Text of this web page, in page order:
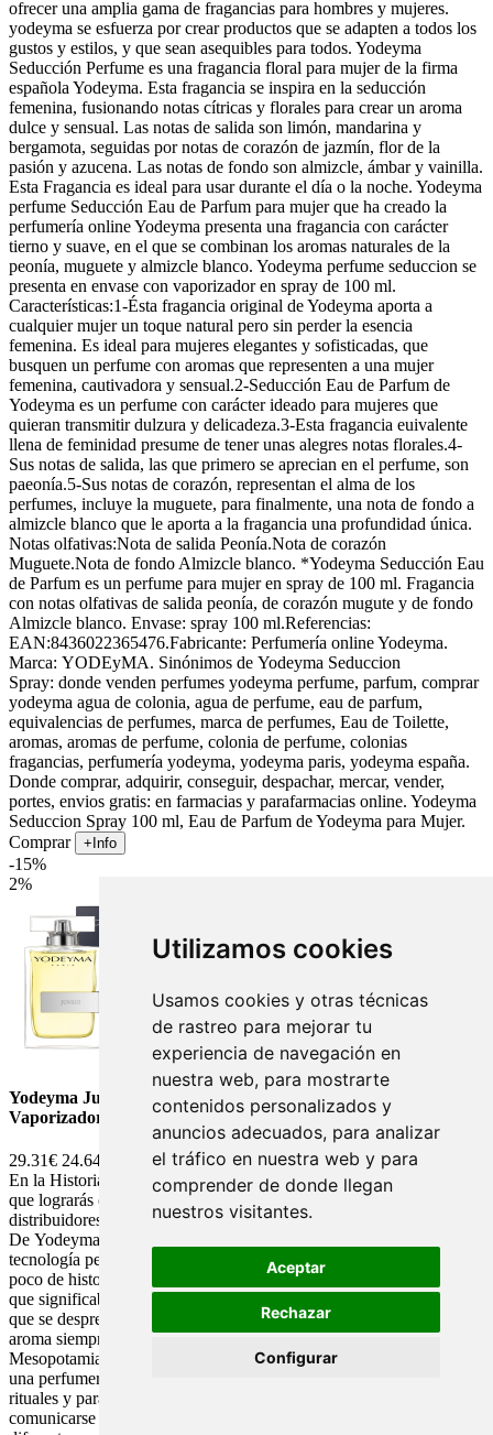
Utilizamos cookies
Usamos cookies y otras técnicas
de rastreo para mejorar tu
experiencia de navegación en
nuestra web, para mostrarte
contenidos personalizados y
anuncios adecuados, para analizar
el tráfico en nuestra web y para
comprender de donde llegan
nuestros visitantes.
Aceptar
Rechazar
Configurar
ofrecer una amplia gama de fragancias para hombres y mujeres.
yodeyma se esfuerza por crear productos que se adapten a todos los
gustos y estilos, y que sean asequibles para todos. Yodeyma
Seducción Perfume es una fragancia floral para mujer de la firma
española Yodeyma. Esta fragancia se inspira en la seducción
femenina, fusionando notas cítricas y florales para crear un aroma
dulce y sensual. Las notas de salida son limón, mandarina y
bergamota, seguidas por notas de corazón de jazmín, flor de la
pasión y azucena. Las notas de fondo son almizcle, ámbar y vainilla.
Esta Fragancia es ideal para usar durante el día o la noche. Yodeyma
perfume Seducción Eau de Parfum para mujer que ha creado la
perfumería online Yodeyma presenta una fragancia con carácter
tierno y suave, en el que se combinan los aromas naturales de la
peonía, muguete y almizcle blanco. Yodeyma perfume seduccion se
presenta en envase con vaporizador en spray de 100 ml.
Características:1-Ésta fragancia original de Yodeyma aporta a
cualquier mujer un toque natural pero sin perder la esencia
femenina. Es ideal para mujeres elegantes y sofisticadas, que
busquen un perfume con aromas que representen a una mujer
femenina, cautivadora y sensual.2-Seducción Eau de Parfum de
Yodeyma es un perfume con carácter ideado para mujeres que
quieran transmitir dulzura y delicadeza.3-Esta fragancia euivalente
llena de feminidad presume de tener unas alegres notas florales.4-
Sus notas de salida, las que primero se aprecian en el perfume, son
paeonía.5-Sus notas de corazón, representan el alma de los
perfumes, incluye la muguete, para finalmente, una nota de fondo a
almizcle blanco que le aporta a la fragancia una profundidad única.
Notas olfativas:Nota de salida Peonía.Nota de corazón
Muguete.Nota de fondo Almizcle blanco. *Yodeyma Seducción Eau
de Parfum es un perfume para mujer en spray de 100 ml. Fragancia
con notas olfativas de salida peonía, de corazón mugute y de fondo
Almizcle blanco. Envase: spray 100 ml.Referencias:
EAN:8436022365476.Fabricante: Perfumería online Yodeyma.
Marca: YODEyMA. Sinónimos de Yodeyma Seduccion
Spray: donde venden perfumes yodeyma perfume, parfum, comprar
yodeyma agua de colonia, agua de perfume, eau de parfum,
equivalencias de perfumes, marca de perfumes, Eau de Toilette,
aromas, aromas de perfume, colonia de perfume, colonias
fragancias, perfumería yodeyma, yodeyma paris, yodeyma españa.
Donde comprar, adquirir, conseguir, despachar, mercar, vender,
portes, envios gratis: en farmacias y parafarmacias online. Yodeyma
Seduccion Spray 100 ml, Eau de Parfum de Yodeyma para Mujer.
Comprar
+Info
-15%
2%
Yodeyma Junsui Perfume Yodeyma Fragancia Hombre
Vaporizador 100 ml.
29.31€ 24.64€
En la Historia de Yodeyma te hablamos de este maravilloso perfume
que lograrás comprar directamente en línea en Yodeyma y en
distribuidores autorizados como Celorriofarma. La Historia
De Yodeyma es una historia de éxito es un producto creado con alta
tecnología perfumista que no puede faltar en tu vida. Haciendo un
poco de historia el nombre de “perfume” procede del latín, palabra
que significaba,“crear humo”, lo que también podía significar el olor
que se desprendía al producir el humo. El interés que existe por el
aroma siempre ha existido, ya que desde tiempos inmemoriales en
Mesopotamia aproximadamente 3.500 años antes de Cristo existía
una perfumería que se encargaba de elaborar esencias para usar en
rituales y para personas. Muchos de nuestros antepasados intentaban
comunicarse con los dioses o los reyes a través de la quema de